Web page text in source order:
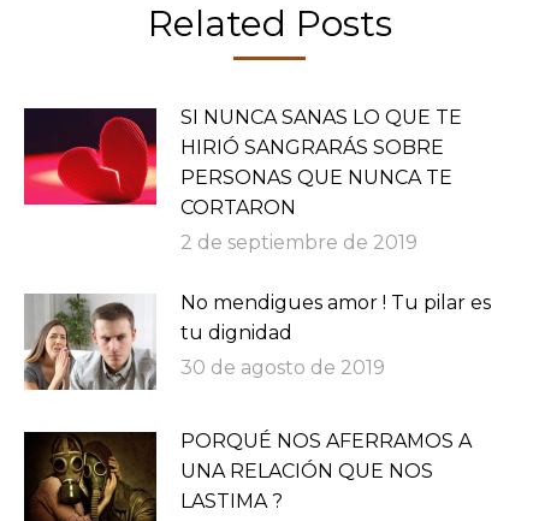
Related Posts
SI NUNCA SANAS LO QUE TE
HIRIÓ SANGRARÁS SOBRE
PERSONAS QUE NUNCA TE
CORTARON
2 de septiembre de 2019
No mendigues amor ! Tu pilar es
tu dignidad
30 de agosto de 2019
PORQUÉ NOS AFERRAMOS A
UNA RELACIÓN QUE NOS
LASTIMA ?